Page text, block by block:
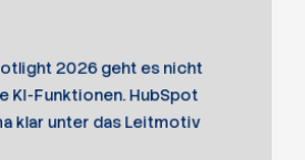
2026 geht es nicht
KI-Funktionen. HubSpot
klar unter das Leitmotiv